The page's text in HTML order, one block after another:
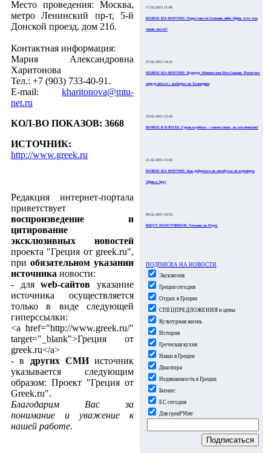
Место проведения: Москва,
метро Ленинский пр-т, 5-й
Донской проезд, дом 21б.
Контактная информация:
Мария Александровна
Харитонова
Тел.: +7 (903) 733-40-91.
E-mail: kharitonova@mtu-
net.ru
КОЛ-ВО ПОКАЗОВ: 3668
ИСТОЧНИК:
http://www.greek.ru
Редакция интернет-портала
приветствует
воспроизведение и
цитирование
эксклюзивных новостей
проекта "Греция от greek.ru",
при обязательном указании
источника новости:
- дляweb-сайтов указание
источника осуществляется
только в виде следующей
гиперссылки:
<a href="http://www.greek.ru/"
target="_blank">Греция от
greek.ru</a>
- в других СМИисточник
указывается следующим
образом: Проект "Греция от
Greek.ru".
Благодарим Вас за
понимание и уважение к
нашей работе.
17.03.2015 11:06
НОВОЕ НА ФОРУМЕ: Окрестности Салоник либо Афин, есть там
тихие места?
27.02.2015 14:22
НОВОЕ НА ФОРУМЕ: Вурвуру, Никити или Неа-Скиони. Помогите
определиться с выбором на Халкидики
23.02.2015 12:42
НОВОЕ В БЛОГАХ: Греки и работа – совместимы ли эти понятия?
21.02.2015 11:03
НОВОЕ НА ФОРУМЕ: Как добраться на автобусах из аэропорта
Афин в Арту
09.02.2015 10:53
ИЩУТ ПОПУТЧИКОВ: Татьяна на Родос
ПОДПИСКА НА НОВОСТИ
Эксклюзив
Греция сегодня
Отдых в Греции
СПЕЦПРЕДЛОЖЕНИЯ и цены
Культурная жизнь
История
Греческая кухня
Наши в Греции
Диаспора
Недвижимость в Греции
Бизнес
ЕС сегодня
Для грекРУбят